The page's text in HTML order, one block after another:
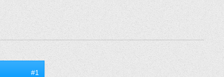
#1